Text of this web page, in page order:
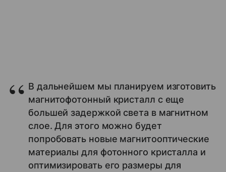
В дальнейшем мы планируем изготовить
магнитофотонный кристалл с еще
большей задержкой света в магнитном
слое. Для этого можно будет
попробовать новые магнитооптические
материалы для фотонного кристалла и
оптимизировать его размеры для